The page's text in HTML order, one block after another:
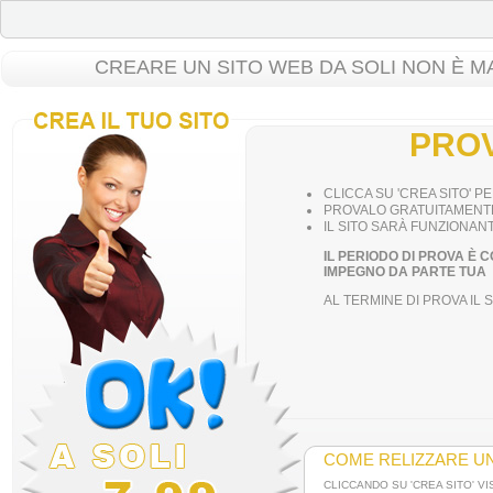
CREARE UN SITO WEB DA SOLI NON È
CLICCA SU 'CREA SITO'
PROVALO
IL SITO SARÀ
IL PERIODO DI PROVA È
IMPEGNO DA PARTE TUA
AL TERMINE DI PROVA IL
COME RELIZZARE
CLICCANDO SU 'CREA SITO'